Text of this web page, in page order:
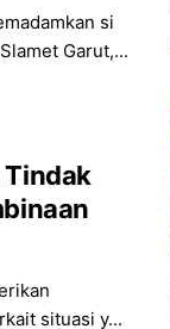
si
Garut,...
Tindak
situasi y...